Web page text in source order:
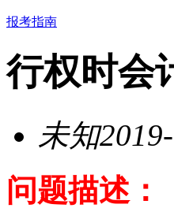
报考指南
行权时会
未知
问题描述：